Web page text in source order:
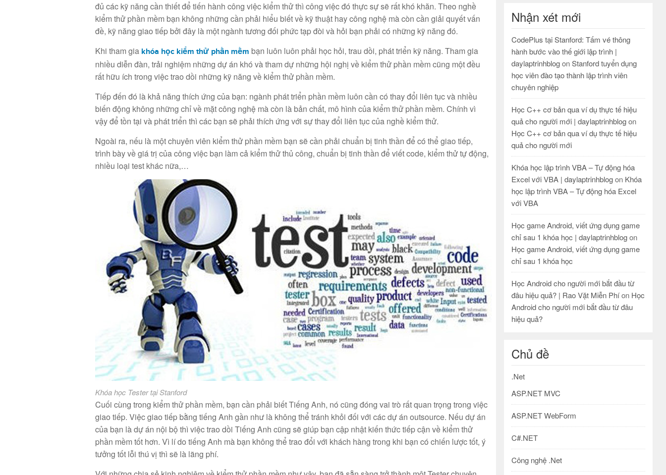
đủ các kỹ năng cần thiết để tiến hành công việc kiểm thử thì công việc đó thực sự sẽ rất khó khăn. Theo nghề
kiểm thử phần mềm bạn không những cần phải hiểu biết về kỹ thuật hay công nghệ mà còn cần giải quyết vấn
đề, kỹ năng giao tiếp bởi đây là một ngành tương đối phức tạp đòi và hỏi bạn phải có những kỹ năng đó.
Khi tham gia khóa học kiểm thử phần mềm bạn luôn luôn phải học hỏi, trau dồi, phát triển kỹ năng. Tham gia
nhiều diễn đàn, trải nghiệm những dự án khó và tham dự những hội nghị về kiểm thử phần mềm cũng một đều
rất hữu ích trong việc trao dồi những kỹ năng về kiểm thử phần mềm.
Tiếp đến đó là khả năng thích ứng của bạn: ngành phát triển phần mềm luôn cần có thay đổi liên tục và nhiều
biến động không những chỉ về mặt công nghệ mà còn là bản chất, mô hình của kiểm thử phần mềm. Chính vì
vậy để tồn tại và phát triển thì các bạn sẽ phải thích ứng với sự thay đổi liên tục của nghề kiểm thử.
Ngoài ra, nếu là một chuyên viên kiểm thử phần mềm bạn sẽ cần phải chuẩn bị tinh thần để có thể giao tiếp,
trình bày về giá trị của công việc bạn làm cả kiểm thử thủ công, chuẩn bị tinh thần để viết code, kiểm thử tự động,
nhiều loại test khác nữa,…
Khóa học Tester tại Stanford
Cuối cùng trong kiểm thử phần mềm, bạn cần phải biết Tiếng Anh, nó cũng đóng vai trò rất quan trọng trong việc
giao tiếp. Việc giao tiếp bằng tiếng Anh gần như là không thể tránh khỏi đối với các dự án outsource. Nếu dự án
của bạn là dự án nội bộ thì việc trao dồi Tiếng Anh cũng sẽ giúp bạn cập nhật kiến thức tiếp cận về kiểm thử
phần mềm tốt hơn. Vì lí do tiếng Anh mà bạn không thể trao đổi với khách hàng trong khi bạn có chiến lược tốt, ý
tưởng tốt lỗi thú vị thì sẽ là lãng phí.
Nhận xét mới
CodePlus tại Stanford: Tấm vé thông
hành bước vào thế giới lập trình |
daylaptrinhblogonStanford tuyển dụng
học viên đào tạo thành lập trình viên
chuyên nghiệp
Học C++ cơ bản qua ví dụ thực tế hiệu
quả cho người mới | daylaptrinhblogon
Học C++ cơ bản qua ví dụ thực tế hiệu
quả cho người mới
Khóa học lập trình VBA – Tự động hóa
Excel với VBA | daylaptrinhblogon Khóa
học lập trình VBA – Tự động hóa Excel
với VBA
Học game Android, viết ứng dụng game
chỉ sau 1 khóa học | daylaptrinhblogon
Học game Android, viết ứng dụng game
chỉ sau 1 khóa học
Học Android cho người mới bắt đầu từ
đâu hiệu quả? | Rao Vặt Miễn Phíon Học
Android cho người mới bắt đầu từ đâu
hiệu quả?
Chủ đề
.Net
ASP.NET MVC
ASP.NET WebForm
C#.NET
Công nghệ .Net